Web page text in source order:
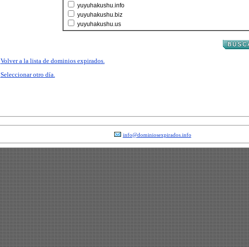
yuyuhakushu.info
yuyuhakushu.biz
yuyuhakushu.us
Volver a la lista de dominios expirados.
Seleccionar otro día.
info@dominiosexpirados.info